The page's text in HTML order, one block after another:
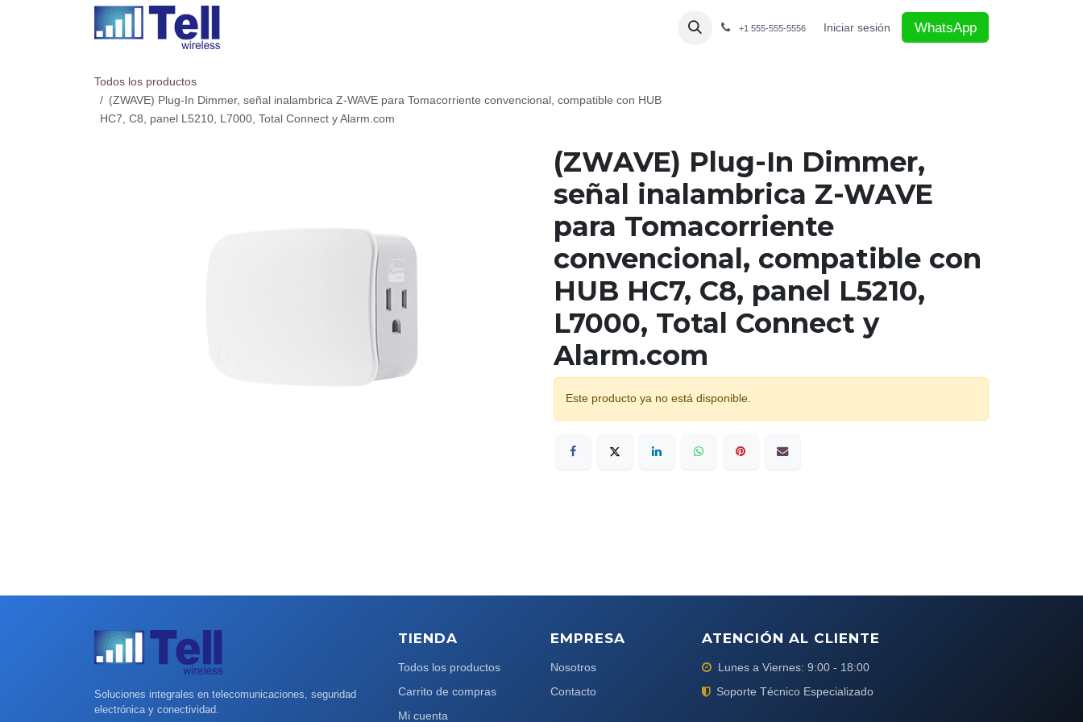
+1 555-555-5556 Iniciar sesión WhatsApp
Todos los productos
(ZWAVE) Plug-In Dimmer, señal inalambrica Z-WAVE para Tomacorriente convencional, compatible con HUB
HC7, C8, panel L5210, L7000, Total Connect y Alarm.com
(ZWAVE) Plug-In Dimmer,
señal inalambrica Z-WAVE
para Tomacorriente
convencional, compatible con
HUB HC7, C8, panel L5210,
L7000, Total Connect y
Alarm.com
Este producto ya no está disponible.
Soluciones integrales en telecomunicaciones, seguridad
electrónica y conectividad.
TIENDA
Todos los productos
Carrito de compras
Mi cuenta
EMPRESA
Nosotros
Contacto
ATENCIÓN AL CLIENTE
Lunes a Viernes: 9:00 - 18:00
Soporte Técnico Especializado